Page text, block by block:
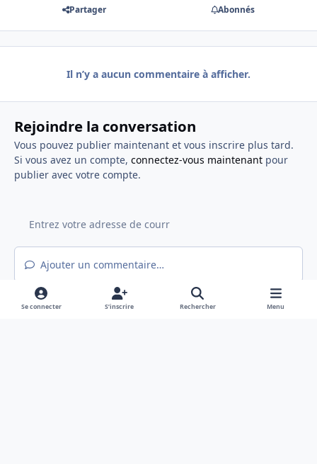
Partager Abonnés
Il n’y a aucun commentaire à afficher.
Rejoindre la conversation
Vous pouvez publier maintenant et vous inscrire plus tard.
Si vous avez un compte, connectez-vous maintenantpour
publier avec votre compte.
Ajouter un commentaire…
Se connecter S’inscrire Rechercher Menu